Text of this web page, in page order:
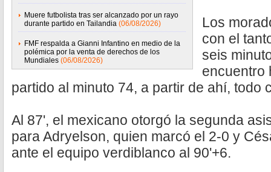
Muere futbolista tras ser alcanzado por un rayo
durante partido en Tailandia (06/08/2026)
FMF respalda a Gianni Infantino en medio de la
polémica por la venta de derechos de los
Mundiales (06/08/2026)
Los
con el
seis
encuentro
partido al minuto 74, a partir de ahí, todo
Al 87', el mexicano otorgó la segunda
para Adryelson, quien marcó el 2-0 y
ante el equipo verdiblanco al 90'+6.